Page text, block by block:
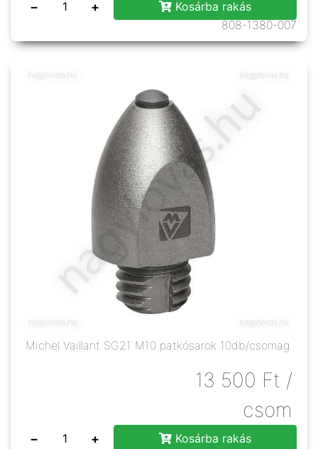
− +
Kosárba rakás
808-1380-007
Michel Vaillant SG21 M10 patkósarok 10db/csomag
13 500 Ft /
csom
− +
Kosárba rakás